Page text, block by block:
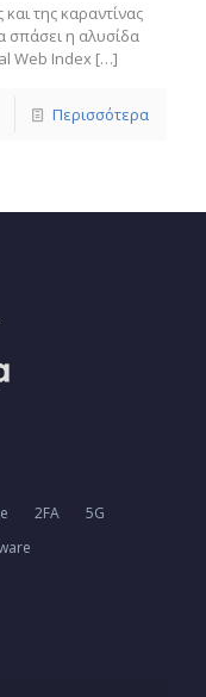
της καραντίνας
σπάσει η αλυσίδα
Web Index […]
Περισσότερα
2FA
5G